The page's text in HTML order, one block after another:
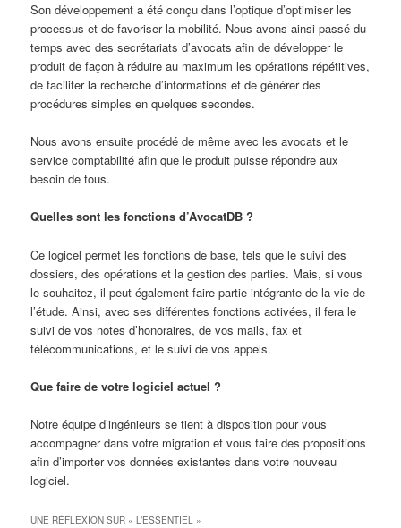
Son développement a été conçu dans l’optique d’optimiser les
processus et de favoriser la mobilité. Nous avons ainsi passé du
temps avec des secrétariats d’avocats afin de développer le
produit de façon à réduire au maximum les opérations répétitives,
de faciliter la recherche d’informations et de générer des
procédures simples en quelques secondes.
Nous avons ensuite procédé de même avec les avocats et le
service comptabilité afin que le produit puisse répondre aux
besoin de tous.
Quelles sont les fonctions d’AvocatDB ?
Ce logicel permet les fonctions de base, tels que le suivi des
dossiers, des opérations et la gestion des parties. Mais, si vous
le souhaitez, il peut également faire partie intégrante de la vie de
l’étude. Ainsi, avec ses différentes fonctions activées, il fera le
suivi de vos notes d’honoraires, de vos mails, fax et
télécommunications, et le suivi de vos appels.
Que faire de votre logiciel actuel ?
Notre équipe d’ingénieurs se tient à disposition pour vous
accompagner dans votre migration et vous faire des propositions
afin d’importer vos données existantes dans votre nouveau
logiciel.
UNE RÉFLEXION SUR «L’ESSENTIEL »